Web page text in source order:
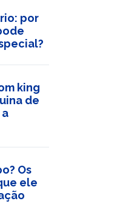
por
king
de
Os
ele